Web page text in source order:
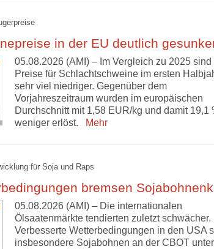
in der EU deutlich
05.08.2026 (AMI) – Im Vergleich zu 2025 sind
Preise für Schlachtschweine im ersten
sehr viel niedriger. Gegenüber dem
Vorjahreszeitraum wurden im europäischen
Durchschnitt mit 1,58 EUR/kg und damit 19,1
weniger erlöst.
Mehr
für Soja und Raps
bremsen
05.08.2026 (AMI) – Die internationalen
Ölsaatenmärkte tendierten zuletzt schwächer.
Verbesserte Wetterbedingungen in den USA
insbesondere Sojabohnen an der CBOT